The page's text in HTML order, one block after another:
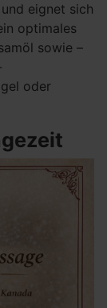
eignet sich
optimales
sowie –
oder